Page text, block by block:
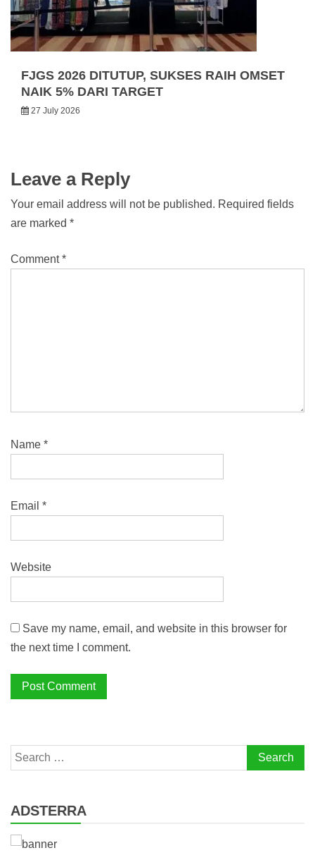
FJGS 2026 DITUTUP, SUKSES RAIH OMSET
NAIK 5% DARI TARGET
27 July 2026
Leave a Reply
Your email address will not be published. Required fields
are marked *
Comment*
Name *
Email *
Website
Save my name, email, and website in this browser for
the next time I comment.
Search
for:
ADSTERRA